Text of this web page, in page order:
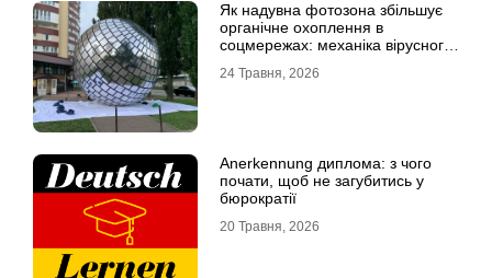
Як надувна фотозона збільшує
органічне охоплення в
соцмережах: механіка вірусного
24 Травня, 2026
Anerkennung диплома: з чого
почати, щоб не загубитись у
бюрократії
20 Травня, 2026